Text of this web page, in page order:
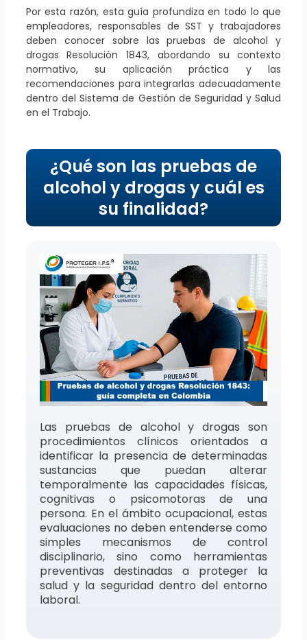
Por esta razón, esta guía profundiza en todo lo que
empleadores, responsables de SST y trabajadores
deben conocer sobre las pruebas de alcohol y
drogas Resolución 1843, abordando su contexto
normativo, su aplicación práctica y las
recomendaciones para integrarlas adecuadamente
dentro del Sistema de Gestión de Seguridad y Salud
en el Trabajo.
¿Qué son las pruebas de
alcohol y drogas y cuál es
su finalidad?
Las pruebas de alcohol y drogas son
procedimientos clínicos orientados a
identificar la presencia de determinadas
sustancias que puedan alterar
temporalmente las capacidades físicas,
cognitivas o psicomotoras de una
persona. En el ámbito ocupacional, estas
evaluaciones no deben entenderse como
simples mecanismos de control
disciplinario, sino como herramientas
preventivas destinadas a proteger la
salud y la seguridad dentro del entorno
laboral.